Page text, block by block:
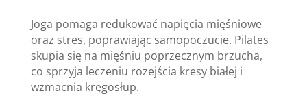
Joga pomaga redukować napięcia mięśniowe
oraz stres, poprawiając samopoczucie. Pilates
skupia się na mięśniu poprzecznym brzucha,
co sprzyja leczeniu rozejścia kresy białej i
wzmacnia kręgosłup.